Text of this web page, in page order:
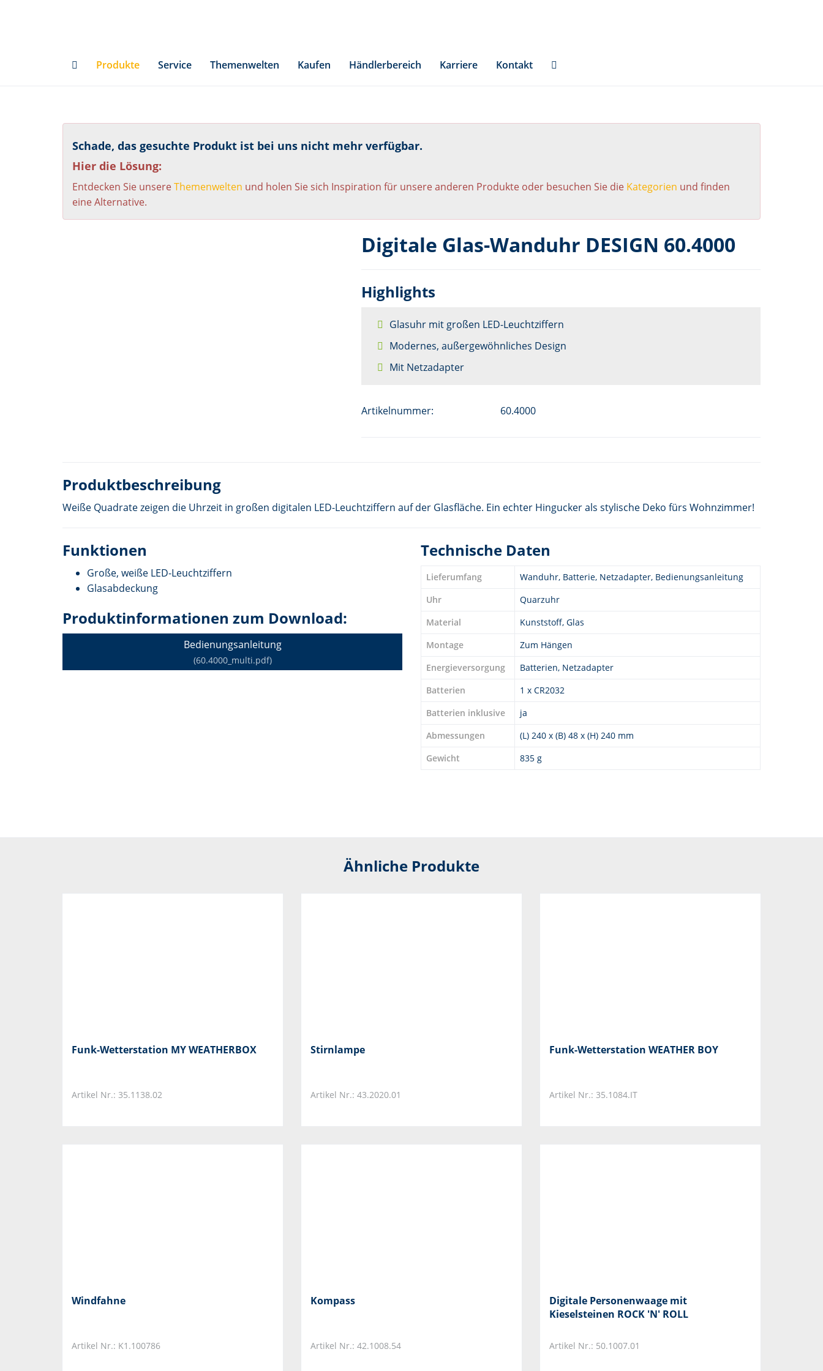
Produkte
Service Themenwelten Kaufen Händlerbereich Karriere Kontakt
Schade, das gesuchte Produkt ist bei uns nicht mehr verfügbar.
Hier die Lösung:
Entdecken Sie unsereThemenwelten und holen Sie sich Inspiration für unsere anderen Produkte oder besuchen Sie die Kategorien und finden
eine Alternative.
Digitale Glas-Wanduhr DESIGN 60.4000
Highlights
Glasuhr mit großen LED-Leuchtziffern
Modernes, außergewöhnliches Design
Mit Netzadapter
Artikelnummer: 60.4000
Produktbeschreibung
Weiße Quadrate zeigen die Uhrzeit in großen digitalen LED-Leuchtziffern auf der Glasfläche. Ein echter Hingucker als stylische Deko fürs Wohnzimmer!
Funktionen
Große, weiße LED-Leuchtziffern
Glasabdeckung
Produktinformationen zum Download:
Bedienungsanleitung
(60.4000_multi.pdf)
Technische Daten
Lieferumfang
Wanduhr, Batterie, Netzadapter, Bedienungsanleitung
Uhr
Quarzuhr
Material
Kunststoff, Glas
Montage
Zum Hängen
Energieversorgung
Batterien, Netzadapter
Batterien
1 x CR2032
Batterien inklusive
ja
Abmessungen
(L) 240 x (B) 48 x (H) 240 mm
Gewicht
835 g
Ähnliche Produkte
Funk-Wetterstation MY WEATHERBOX
Artikel Nr.: 35.1138.02
Stirnlampe
Artikel Nr.: 43.2020.01
Funk-Wetterstation WEATHER BOY
Artikel Nr.: 35.1084.IT
Windfahne
Artikel Nr.: K1.100786
Kompass
Artikel Nr.: 42.1008.54
Digitale Personenwaage mit
Kieselsteinen ROCK 'N' ROLL
Artikel Nr.: 50.1007.01